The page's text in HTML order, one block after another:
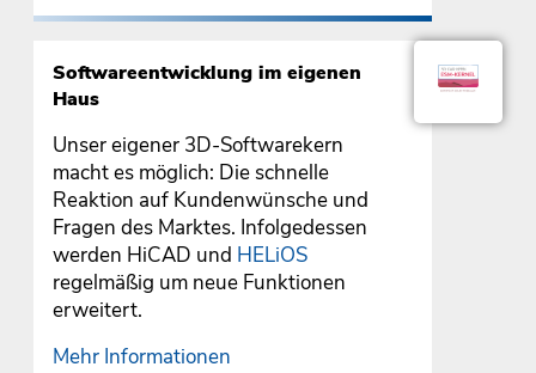
Softwareentwicklung im eigenen
Haus
Unser eigener 3D-Softwarekern
macht es möglich: Die schnelle
Reaktion auf Kundenwünsche und
Fragen des Marktes. Infolgedessen
werden HiCAD und HELiOS
regelmäßig um neue Funktionen
erweitert.
Mehr Informationen